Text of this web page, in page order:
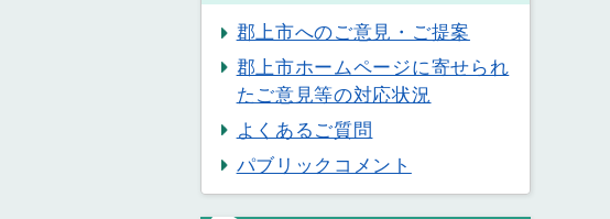
郡上市へのご意見・ご提案
郡上市ホームページに寄せられ
たご意見等の対応状況
よくあるご質問
パブリックコメント